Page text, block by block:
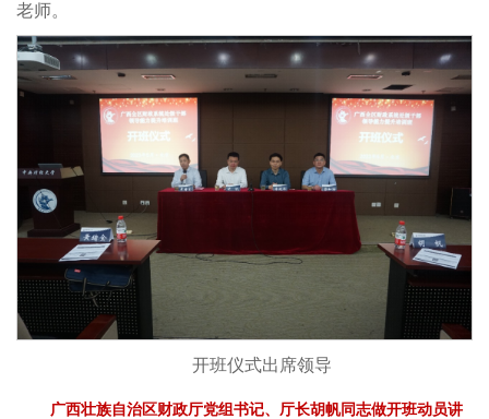
老师。
开班仪式出席领导
广西壮族自治区财政厅党组书记、厅长胡帆同志做开班动员讲